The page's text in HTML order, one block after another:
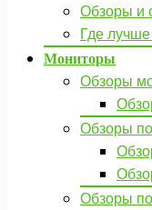
Обзоры и
Где
Мониторы
Обзоры
Обзоры
Обзоры